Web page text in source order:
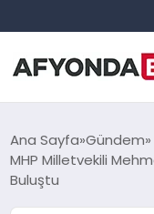
ANASAYFA
GÜNDEM
Ana Sayfa Gündem
MHP Milletvekili
Buluştu